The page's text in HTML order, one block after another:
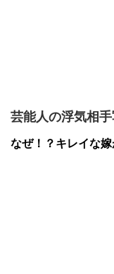
芸能人の浮気相
なぜ！？キレイな